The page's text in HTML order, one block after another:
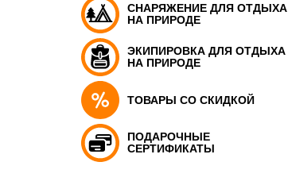
СНАРЯЖЕНИЕ ДЛЯ ОТДЫХА
НА ПРИРОДЕ
ЭКИПИРОВКА ДЛЯ ОТДЫХА
НА ПРИРОДЕ
ТОВАРЫ СО СКИДКОЙ
ПОДАРОЧНЫЕ
СЕРТИФИКАТЫ